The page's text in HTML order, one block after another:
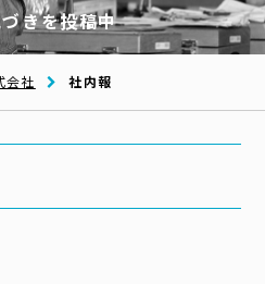
きを投稿中
会社 社内報